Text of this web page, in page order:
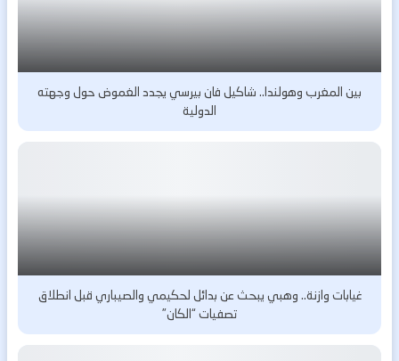
بين المغرب وهولندا.. شاكيل فان بيرسي يجدد الغموض حول وجهته
الدولية
غيابات وازنة.. وهبي يبحث عن بدائل لحكيمي والصيباري قبل انطلاق
تصفيات “الكان”